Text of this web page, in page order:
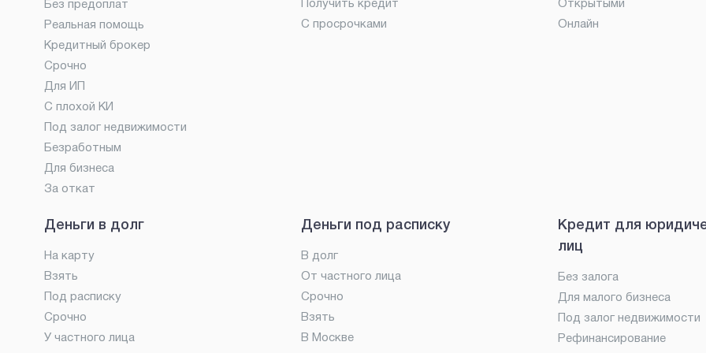
Без предоплат
Реальная помощь
Кредитный брокер
Срочно
Для ИП
С плохой КИ
Под залог недвижимости
Безработным
Для бизнеса
За откат
Получить кредит
С просрочками
Открытыми
Онлайн
Деньги в долг
На карту
Взять
Под расписку
Срочно
У частного лица
Деньги под расписку
В долг
От частного лица
Срочно
Взять
В Москве
Кредит для
лиц
Без залога
Для малого бизнеса
Под залог недвижимости
Рефинансирование